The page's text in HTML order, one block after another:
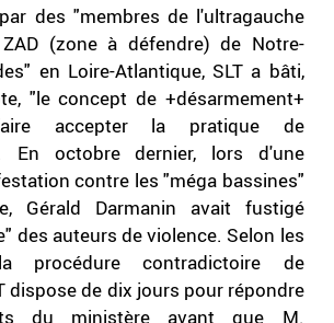
des "membres de l'ultragauche
(zone à défendre) de Notre-
en Loire-Atlantique, SLT a bâti,
"le concept de +désarmement+
accepter la pratique de
En octobre dernier, lors d'une
contre les "méga bassines"
Gérald Darmanin avait fustigé
des auteurs de violence. Selon les
procédure contradictoire de
dispose de dix jours pour répondre
du ministère avant que M.